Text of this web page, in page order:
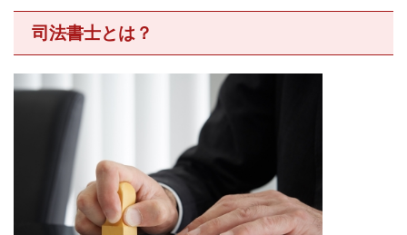
司法書士とは？